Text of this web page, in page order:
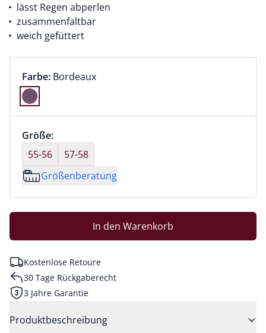
lässt Regen abperlen
zusammenfaltbar
weich gefüttert
Farbauswahl:
Farbe: aktuell ausgewählt:
Bordeaux
Farbe Bordeaux ausgewählt
Größenauswahl:
Größe:nichts ausgewählt
55-56
57-58
Größenberatung
In den Warenkorb
Kostenlose Retoure
30 Tage Rückgaberecht
3 Jahre Garantie
Produktbeschreibung